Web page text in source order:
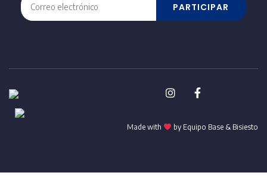
PARTICIPAR
Made with by Equipo Base & Bisiesto